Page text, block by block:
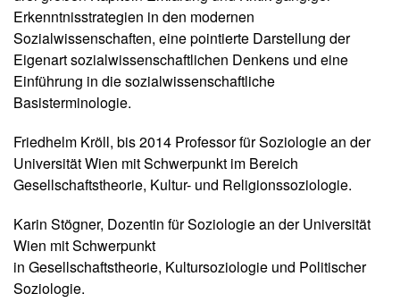
e
n
N
e
u
s
c
h
i
n
n
g
D
e
n
k
w
e
i
s
e
n
M
e
n
Erkenntnisstrategien in den modernen
Sozialwissenschaften, eine pointierte Darstellung der
Eigenart sozialwissenschaftlichen Denkens und eine
Einführung in die sozialwissenschaftliche
Basisterminologie.
Friedhelm Kröll, bis 2014 Professor für Soziologie an der
Universität Wien mit Schwerpunkt im Bereich
Gesellschaftstheorie, Kultur- und Religionssoziologie.
Karin Stögner, Dozentin für Soziologie an der Universität
Wien mit Schwerpunkt
in Gesellschaftstheorie, Kultursoziologie und Politischer
Soziologie.